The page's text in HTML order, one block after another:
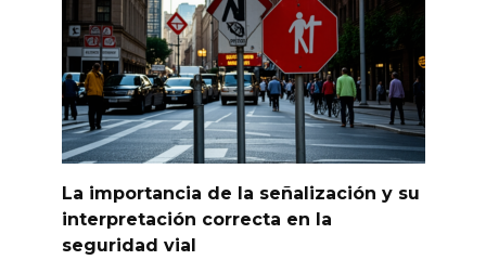
La importancia de la señalización y su
interpretación correcta en la
seguridad vial